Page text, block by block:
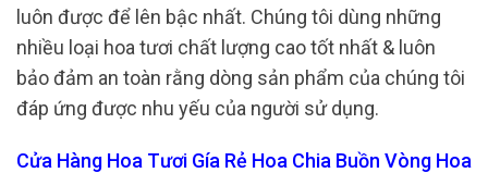
luôn được để lên bậc nhất. Chúng tôi dùng những
nhiều loại hoa tươi chất lượng cao tốt nhất & luôn
bảo đảm an toàn rằng dòng sản phẩm của chúng tôi
đáp ứng được nhu yếu của người sử dụng.
Cửa Hàng Hoa Tươi Gía Rẻ Hoa Chia Buồn Vòng Hoa